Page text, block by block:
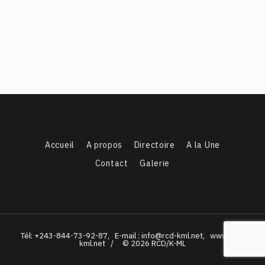
Accueil A propos Directoire
A la Une
Contact
Galerie
Tél: +243-844-73-92-87, E-mail : info@rcd-kml.net, www.rcd-
kml.net / © 2026 RCD/K-ML